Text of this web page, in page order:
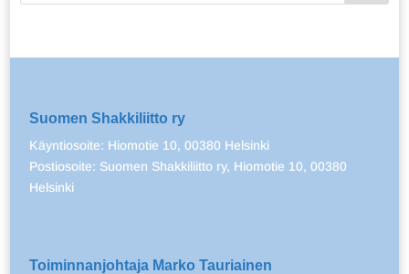
Suomen Shakkiliitto ry
Käyntiosoite: Hiomotie 10, 00380 Helsinki
Postiosoite: Suomen Shakkiliitto ry, Hiomotie 10, 00380
Helsinki
Toiminnanjohtaja Marko Tauriainen